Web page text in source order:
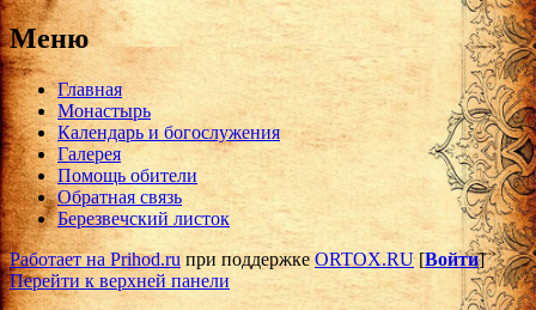
Меню
Главная
Монастырь
Календарь и богослужения
Галерея
Помощь обители
Обратная связь
Березвечский листок
Работает на Prihod.ru при поддержкеORTOX.RU[Войти]
Перейти к верхней панели